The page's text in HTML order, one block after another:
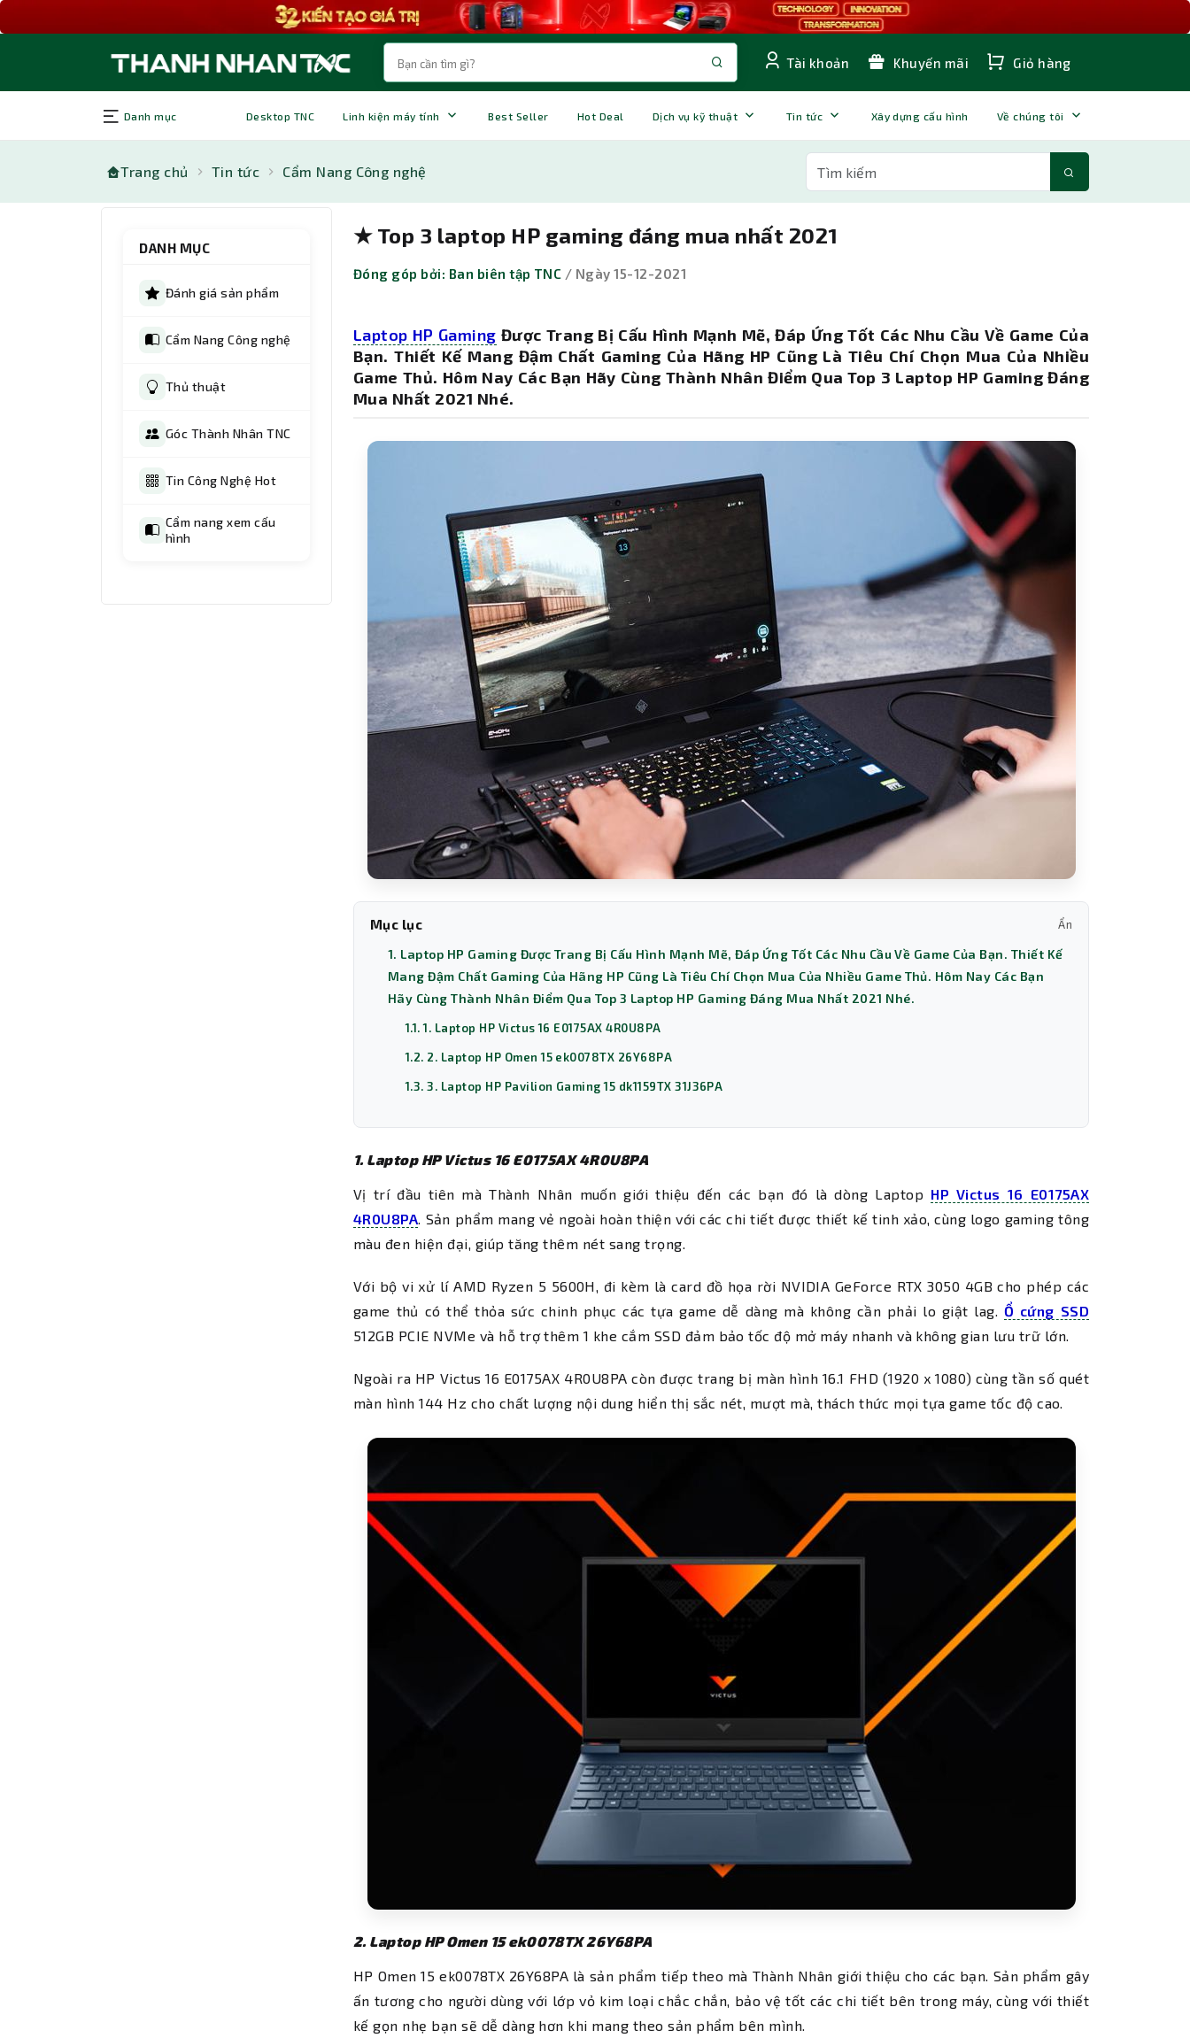
Tài khoản Khuyến mãi Giỏ hàng
Danh mục Desktop TNC Linh kiện máy tính Best Seller Hot Deal Dịch vụ kỹ thuật Tin tức Xây dựng cấu hình Về chúng tôi
Trang chủ Tin tức Cẩm Nang Công nghệ
DANH MỤC
Đánh giá sản phẩm
Cẩm Nang Công nghệ
Thủ thuật
Góc Thành Nhân TNC
Tin Công Nghệ Hot
Cẩm nang xem cấu
hình
★ Top 3 laptop HP gaming đáng mua nhất 2021
Đóng góp bởi: Ban biên tập TNC / Ngày 15-12-2021
Laptop HP Gaming Được Trang Bị Cấu Hình Mạnh Mẽ, Đáp Ứng Tốt Các Nhu Cầu Về Game Của
Bạn. Thiết Kế Mang Đậm Chất Gaming Của Hãng HP Cũng Là Tiêu Chí Chọn Mua Của Nhiều
Game Thủ. Hôm Nay Các Bạn Hãy Cùng Thành Nhân Điểm Qua Top 3 Laptop HP Gaming Đáng
Mua Nhất 2021 Nhé.
Mục lục Ẩn
1. Laptop HP Gaming Được Trang Bị Cấu Hình Mạnh Mẽ, Đáp Ứng Tốt Các Nhu Cầu Về Game Của Bạn. Thiết Kế
Mang Đậm Chất Gaming Của Hãng HP Cũng Là Tiêu Chí Chọn Mua Của Nhiều Game Thủ. Hôm Nay Các Bạn
Hãy Cùng Thành Nhân Điểm Qua Top 3 Laptop HP Gaming Đáng Mua Nhất 2021 Nhé.
1.1. 1. Laptop HP Victus 16 E0175AX 4R0U8PA
1.2. 2. Laptop HP Omen 15 ek0078TX 26Y68PA
1.3. 3. Laptop HP Pavilion Gaming 15 dk1159TX 31J36PA
1. Laptop HP Victus 16 E0175AX 4R0U8PA
Vị trí đầu tiên mà Thành Nhân muốn giới thiệu đến các bạn đó là dòng Laptop HP Victus 16 E0175AX
4R0U8PA. Sản phẩm mang vẻ ngoài hoàn thiện với các chi tiết được thiết kế tinh xảo, cùng logo gaming tông
màu đen hiện đại, giúp tăng thêm nét sang trọng.
Với bộ vi xử lí AMD Ryzen 5 5600H, đi kèm là card đồ họa rời NVIDIA GeForce RTX 3050 4GB cho phép các
game thủ có thể thỏa sức chinh phục các tựa game dễ dàng mà không cần phải lo giật lag. Ổ cứng SSD
512GB PCIE NVMe và hỗ trợ thêm 1 khe cắm SSD đảm bảo tốc độ mở máy nhanh và không gian lưu trữ lớn.
Ngoài ra HP Victus 16 E0175AX 4R0U8PA còn được trang bị màn hình 16.1 FHD (1920 x 1080) cùng tần số quét
màn hình 144 Hz cho chất lượng nội dung hiển thị sắc nét, mượt mà, thách thức mọi tựa game tốc độ cao.
2. Laptop HP Omen 15 ek0078TX 26Y68PA
HP Omen 15 ek0078TX 26Y68PA là sản phẩm tiếp theo mà Thành Nhân giới thiệu cho các bạn. Sản phẩm gây
ấn tương cho người dùng với lớp vỏ kim loại chắc chắn, bảo vệ tốt các chi tiết bên trong máy, cùng với thiết
kế gọn nhẹ bạn sẽ dễ dàng hơn khi mang theo sản phẩm bên mình.